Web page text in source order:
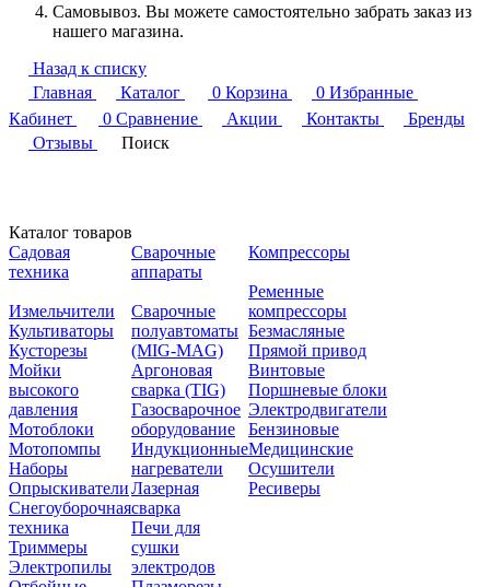
Самовывоз. Вы можете самостоятельно забрать заказ из
нашего магазина.
Назад к списку
Главная
Каталог 0 Корзина 0 Избранные
Кабинет
0 Сравнение Акции Контакты
Бренды
Отзывы
Поиск
Каталог товаров
Садовая
техника
Измельчители
Культиваторы
Кусторезы
Мойки
высокого
давления
Мотоблоки
Мотопомпы
Наборы
Опрыскиватели
Снегоуборочная
техника
Триммеры
Электропилы
Сварочные
аппараты
Сварочные
полуавтоматы
(MIG-MAG)
Аргоновая
сварка (TIG)
Газосварочное
оборудование
Индукционные
нагреватели
Лазерная
сварка
Печи для
сушки
электродов
Компрессоры
Ременные
компрессоры
Безмасляные
Прямой привод
Винтовые
Поршневые блоки
Электродвигатели
Бензиновые
Медицинские
Осушители
Ресиверы